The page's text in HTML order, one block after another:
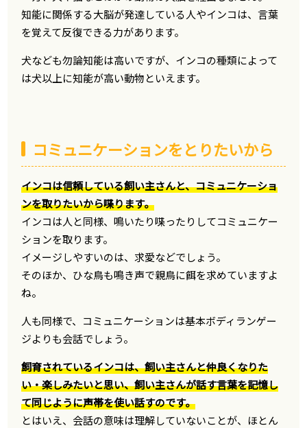
知能に関係する大脳が発達している人やインコは、言葉
を覚えて反復できる力があります。
犬なども勿論知能は高いですが、インコの種類によって
は犬以上に知能が高い動物といえます。
コミュニケーションをとりたいから
インコは信頼している飼い主さんと、コミュニケーショ
ンを取りたいから喋ります。
インコは人と同様、鳴いたり喋ったりしてコミュニケー
ションを取ります。
イメージしやすいのは、求愛などでしょう。
そのほか、ひな鳥も鳴き声で親鳥に餌を求めていますよ
ね。
人も同様で、コミュニケーションは基本ボディランゲー
ジよりも会話でしょう。
飼育されているインコは、飼い主さんと仲良くなりた
い・楽しみたいと思い、飼い主さんが話す言葉を記憶し
て同じように声帯を使い話すのです。
とはいえ、会話の意味は理解していないことが、ほとん